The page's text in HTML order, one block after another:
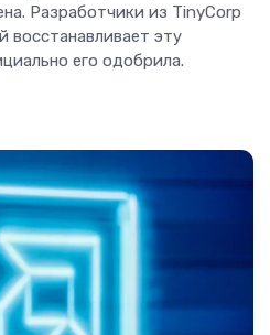
Разработчики из TinyCorp
восстанавливает эту
его одобрила.